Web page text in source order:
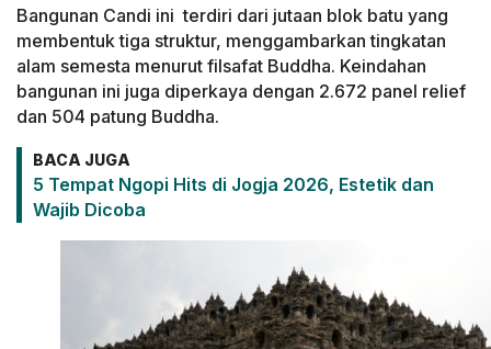
Bangunan Candi ini terdiri dari jutaan blok batu yang
membentuk tiga struktur, menggambarkan tingkatan
alam semesta menurut filsafat Buddha. Keindahan
bangunan ini juga diperkaya dengan 2.672 panel relief
dan 504 patung Buddha.
BACA JUGA
5 Tempat Ngopi Hits di Jogja 2026, Estetik dan
Wajib Dicoba